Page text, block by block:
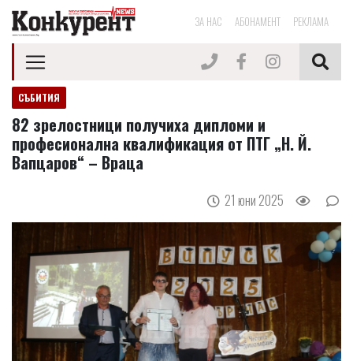
ЗА НАС АБОНАМЕНТ РЕКЛАМА
СЪБИТИЯ
82 зрелостници получиха дипломи и
професионална квалификация от ПТГ „Н. Й.
Вапцаров“ – Враца
21 юни 2025